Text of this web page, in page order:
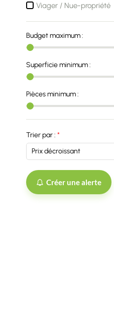
Viager / Nue-propriété
Budget maximum :
Superficie minimum :
Pièces minimum :
Trier par :
Créer une alerte